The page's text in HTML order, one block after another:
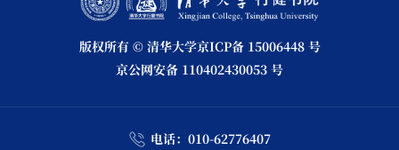
版权所有 © 清华大学京ICP备 15006448 号
京公网安备 110402430053 号
电话： 010-62776407